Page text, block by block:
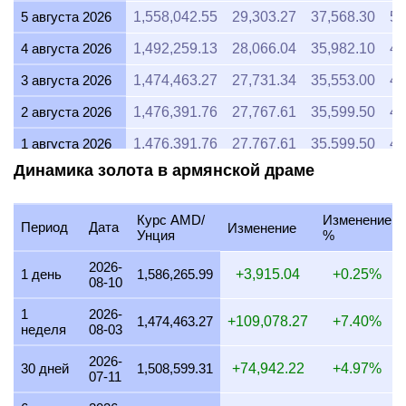
5 августа 2026 1,558,042.55 29,303.27 37,568.30
4 августа 2026 1,492,259.13 28,066.04 35,982.10
3 августа 2026 1,474,463.27 27,731.34 35,553.00
2 августа 2026 1,476,391.76 27,767.61 35,599.50
1 августа 2026 1,476,391.76 27,767.61 35,599.50
31 июля 2026 1,482,591.09 27,884.20 35,748.98
30 июля 2026 1,502,581.97 28,260.19 36,231.01
29 июля 2026 1,482,591.09 35,748.98
28 июля 2026 1,477,983.87 27,797.55 35,637.89
27 июля 2026 1,492,059.56
26 июля 2026
25 июля 2026 1,480,038.38 27,836.19 35,687.43
24 июля 2026 1,487,276.42
Динамика золота в армянской драме
Период Дата
Курс AMD/
Унция
Изменение
Изменение
%
1 день
2026-
08-10
1,586,265.99 +3,915.04 +0.25%
1
неделя
2026-
08-03
1,474,463.27 +109,078.27 +7.40%
30 дней
2026-
07-11
1,508,599.31 +74,942.22 +4.97%